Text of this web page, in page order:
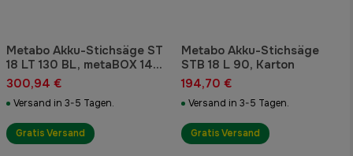
Metabo Akku-Stichsäge ST
18 LT 130 BL, metaBOX 145
L
300,94 €
Versand in 3-5 Tagen.
Metabo Akku-Stichsäge
STB 18 L 90, Karton
194,70 €
Versand in 3-5 Tagen.
Gratis Versand Gratis Versand